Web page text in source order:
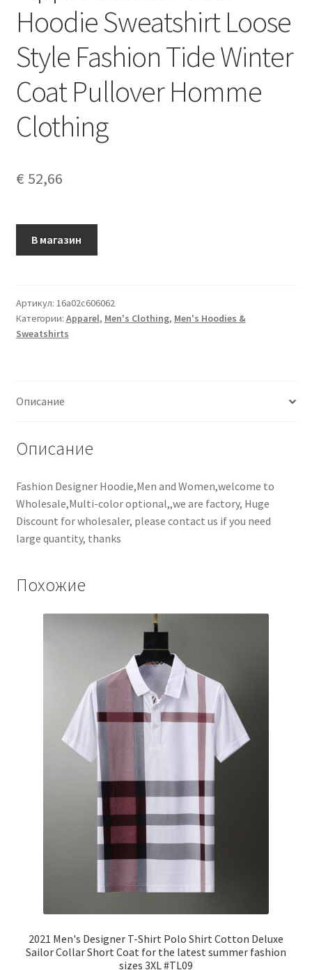
Hoodie Sweatshirt Loose
Style Fashion Tide Winter
Coat Pullover Homme
Clothing
€ 52,66
В магазин
Артикул: 16a02c606062
Категории: Apparel, Men's Clothing, Men's Hoodies &
Sweatshirts
Описание
Описание
Fashion Designer Hoodie,Men and Women,welcome to
Wholesale,Multi-color optional,,we are factory, Huge
Discount for wholesaler, please contact us if you need
large quantity, thanks
Похожие
2021 Men's Designer T-Shirt Polo Shirt Cotton Deluxe
Sailor Collar Short Coat for the latest summer fashion
sizes 3XL #TL09